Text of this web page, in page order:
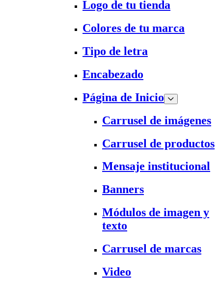
Logo de tu tienda
Colores de tu marca
Tipo de letra
Encabezado
Página de Inicio
Carrusel de imágenes
Carrusel de productos
Mensaje institucional
Banners
Módulos de imagen y
texto
Carrusel de marcas
Video